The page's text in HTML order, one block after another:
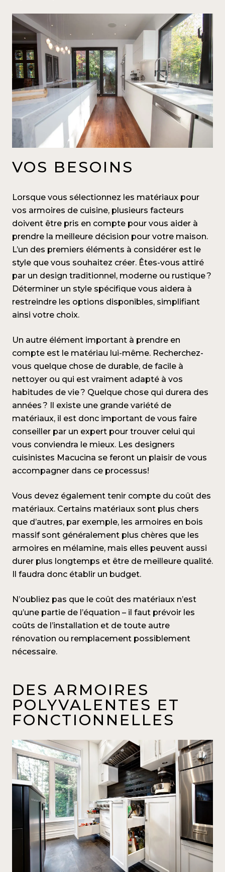
VOS BESOINS
Lorsque vous sélectionnez les matériaux pour
vos armoires de cuisine, plusieurs facteurs
doivent être pris en compte pour vous aider à
prendre la meilleure décision pour votre maison.
L’un des premiers éléments à considérer est le
style que vous souhaitez créer. Êtes-vous attiré
par un design traditionnel, moderne ou rustique ?
Déterminer un style spécifique vous aidera à
restreindre les options disponibles, simplifiant
ainsi votre choix.
Un autre élément important à prendre en
compte est le matériau lui-même. Recherchez-
vous quelque chose de durable, de facile à
nettoyer ou qui est vraiment adapté à vos
habitudes de vie ? Quelque chose qui durera des
années ? Il existe une grande variété de
matériaux, il est donc important de vous faire
conseiller par un expert pour trouver celui qui
vous conviendra le mieux. Les designers
cuisinistes Macucina se feront un plaisir de vous
accompagner dans ce processus!
Vous devez également tenir compte du coût des
matériaux. Certains matériaux sont plus chers
que d’autres, par exemple, les armoires en bois
massif sont généralement plus chères que les
armoires en mélamine, mais elles peuvent aussi
durer plus longtemps et être de meilleure qualité.
Il faudra donc établir un budget.
N’oubliez pas que le coût des matériaux n’est
qu’une partie de l’équation – il faut prévoir les
coûts de l’installation et de toute autre
rénovation ou remplacement possiblement
nécessaire.
DES ARMOIRES
POLYVALENTES ET
FONCTIONNELLES